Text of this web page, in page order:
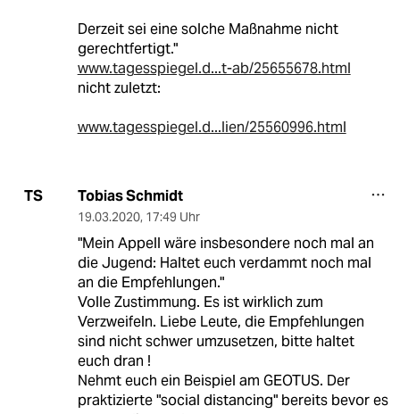
Derzeit sei eine solche Maßnahme nicht
gerechtfertigt."
www.tagesspiegel.d...t-ab/25655678.html
nicht zuletzt:
www.tagesspiegel.d...lien/25560996.html
TS Tobias Schmidt
19.03.2020, 17:49 Uhr
"Mein Appell wäre insbesondere noch mal an
die Jugend: Haltet euch verdammt noch mal
an die Empfehlungen."
Volle Zustimmung. Es ist wirklich zum
Verzweifeln. Liebe Leute, die Empfehlungen
sind nicht schwer umzusetzen, bitte haltet
euch dran !
Nehmt euch ein Beispiel am GEOTUS. Der
praktizierte "social distancing" bereits bevor es